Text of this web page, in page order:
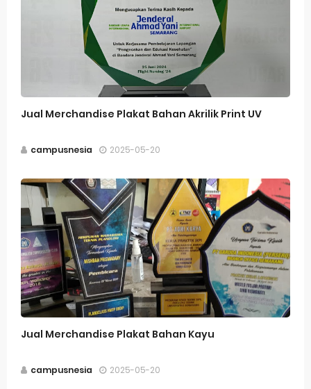
Jual Merchandise Plakat Bahan Akrilik Print UV
campusnesia 2025-05-20
Jual Merchandise Plakat Bahan Kayu
campusnesia 2025-05-20